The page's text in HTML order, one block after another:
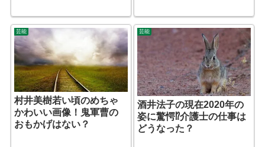
芸能
村井美樹若い頃のめちゃ
かわいい画像！鬼軍曹の
おもかげはない？
芸能
酒井法子の現在2020年の
姿に驚愕⁉介護士の仕事は
どうなった？